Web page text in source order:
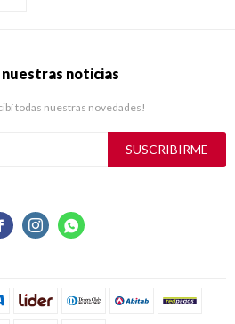
 
nuestras noticias
todas nuestras novedades!
SUSCRIBIRME